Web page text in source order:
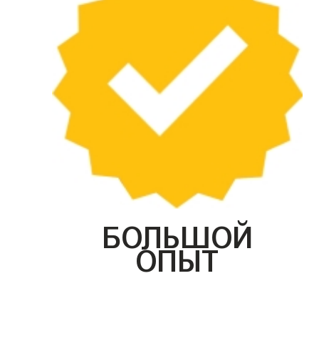
БОЛЬШОЙ
ОПЫТ